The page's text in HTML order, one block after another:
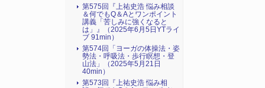
第575回『上祐史浩 悩み相談
＆何でもQ＆Aとワンポイント
講義「苦しみに強くなると
は」』（2025年6月5日YTライ
ブ 91min）
第574回「ヨーガの体操法・姿
勢法・呼吸法・歩行瞑想・登
山法」（2025年5月21日
40min）
第573回『上祐史浩 悩み相